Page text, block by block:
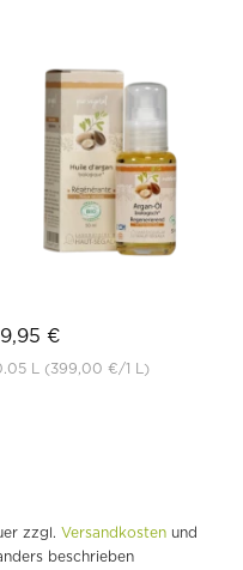
€
L (399,00 €/1 L)
zzgl. Versandkosten und
beschrieben